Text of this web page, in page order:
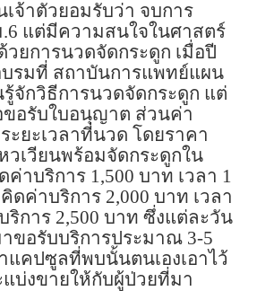
เจ้าตัวยอมรับว่า จบการ
แต่มีความสนใจในศาสตร์
ยการนวดจัดกระดูก เมื่อปี
บรมที่ สถาบันการแพทย์แผน
จักวิธีการนวดจัดกระดูก แต่
ขอรับใบอนุญาต ส่วนค่า
ะยะเวลาที่นวด โดยราคา
วเวียนพร้อมจัดกระดูกใน
ค่าบริการ 1,500 บาท เวลา 1
ดค่าบริการ 2,000 บาท เวลา
ริการ 2,500 บาท ซึ่งแต่ละวัน
ขอรับบริการประมาณ 3-5
คปซูลที่พบนั้นตนเองเอาไว้
บ่งขายให้กับผู้ป่วยที่มา